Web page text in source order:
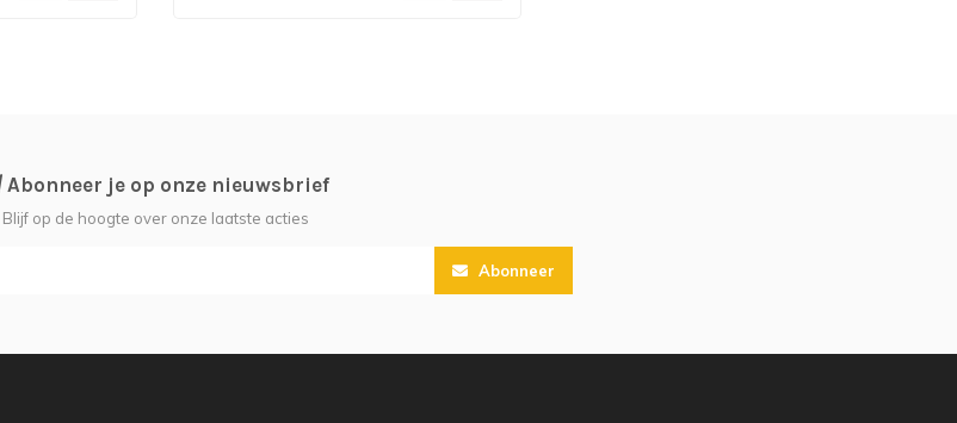
Abonneer je op onze nieuwsbrief
Blijf op de hoogte over onze laatste acties
Abonneer